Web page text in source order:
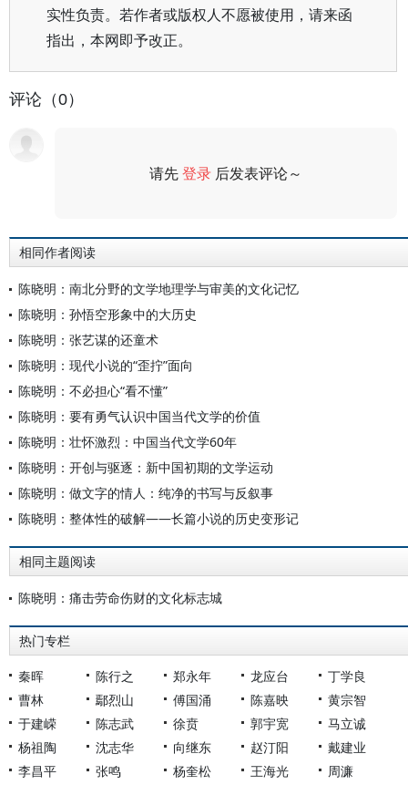
实性负责。若作者或版权人不愿被使用，请来函
指出，本网即予改正。
评论（0）
请先登录 后发表评论～
相同作者阅读
陈晓明：南北分野的文学地理学与审美的文化记忆
陈晓明：孙悟空形象中的大历史
陈晓明：张艺谋的还童术
陈晓明：现代小说的“歪拧”面向
陈晓明：不必担心“看不懂”
陈晓明：要有勇气认识中国当代文学的价值
陈晓明：壮怀激烈：中国当代文学60年
陈晓明：开创与驱逐：新中国初期的文学运动
陈晓明：做文字的情人：纯净的书写与反叙事
陈晓明：整体性的破解——长篇小说的历史变形记
相同主题阅读
陈晓明：痛击劳命伤财的文化标志城
热门专栏
秦晖 陈行之 郑永年 龙应台
丁学良
曹林
鄢烈山 傅国涌 陈嘉映
黄宗智
于建嵘
陈志武 徐贲 郭宇宽
马立诚
杨祖陶
沈志华 向继东 赵汀阳
戴建业
李昌平
张鸣 杨奎松 王海光 周濂